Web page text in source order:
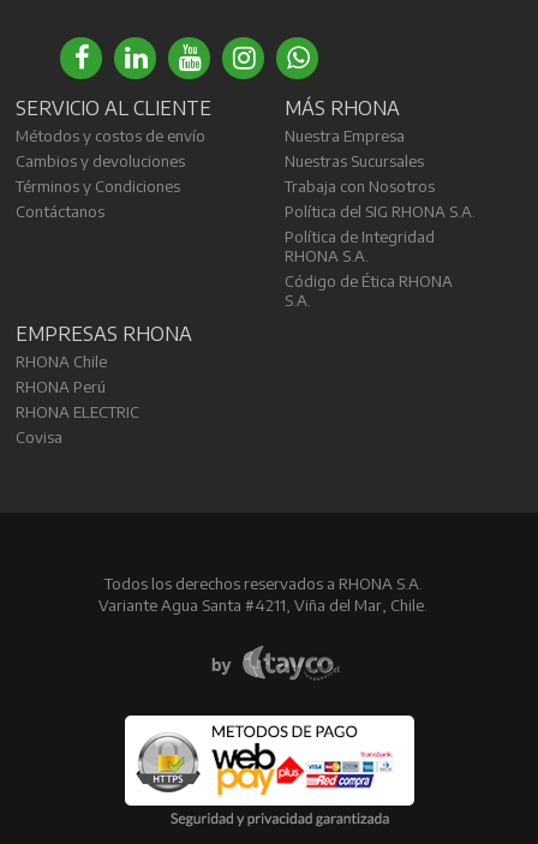
SERVICIO AL CLIENTE
Métodos y costos de envío
Cambios y devoluciones
Términos y Condiciones
Contáctanos
MÁS RHONA
Nuestra Empresa
Nuestras Sucursales
Trabaja con Nosotros
Política del SIG RHONA S.A.
Política de Integridad
RHONA S.A.
Código de Ética RHONA
S.A.
EMPRESAS RHONA
RHONA Chile
RHONA Perú
RHONA ELECTRIC
Covisa
Todos los derechos reservados a RHONA S.A.
Variante Agua Santa #4211, Viña del Mar, Chile.